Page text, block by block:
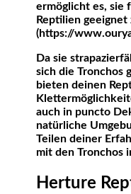
ermöglicht es, sie
Reptilien geeignet
(https://
Da sie
sich die Tronchos
bieten deinen
auch in puncto
natürliche
Teilen deiner
mit den Tronchos
Herture